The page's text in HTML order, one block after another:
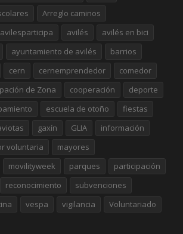
Arreglo caminos
avilesparticipa avilés
avilés en bici
ayuntamiento de avilés
barrios
cern cernemprendedor
comedor
de Zona
cooperación
deporte
escuela de otoño
fiestas
gaxín GLIA
información
voluntaria
mayores
movilityweek parques
participación
reconocimiento
subvenciones
vespa vigilancia Voluntariado